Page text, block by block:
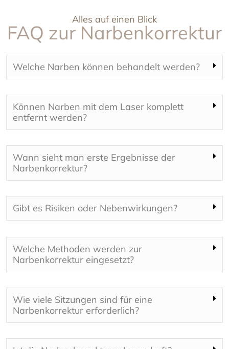
Alles auf einen Blick
FAQ zur Narbenkorrektur
Welche Narben können behandelt werden?
Können Narben mit dem Laser komplett
entfernt werden?
Wann sieht man erste Ergebnisse der
Narbenkorrektur?
Gibt es Risiken oder Nebenwirkungen?
Welche Methoden werden zur
Narbenkorrektur eingesetzt?
Wie viele Sitzungen sind für eine
Narbenkorrektur erforderlich?